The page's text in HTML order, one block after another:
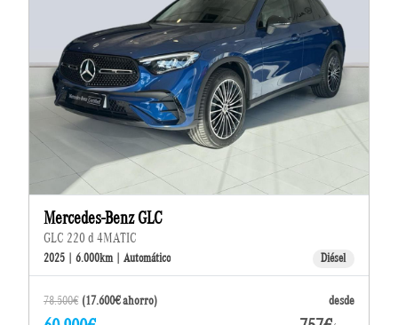
Mercedes-Benz GLC
GLC 220 d 4MATIC
2025 | 6.000km | Automático Diésel
78.500€ (17.600€ ahorro) desde